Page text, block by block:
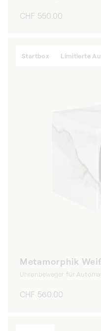
Normaler
CHF 550.00
Startbox Limitierte
Metamorphik
Uhrenbeweger für
Normaler
CHF 560.00